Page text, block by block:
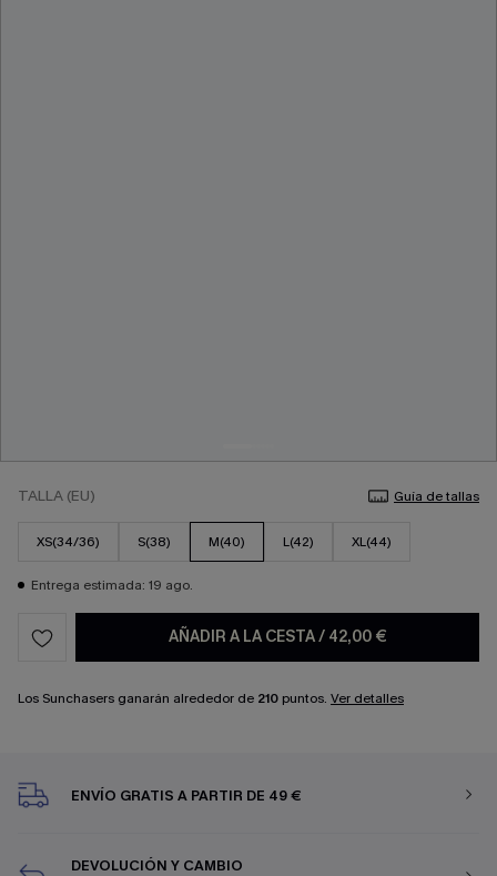
TALLA (EU) Guía de tallas
XS(34/36) S(38) M(40) L(42) XL(44)
Entrega estimada: 19 ago.
AÑADIR A LA CESTA/ 42,00 €
Los Sunchasers ganarán alrededor de 210 puntos. Ver detalles
ENVÍO GRATIS A PARTIR DE 49 €
DEVOLUCIÓN Y CAMBIO